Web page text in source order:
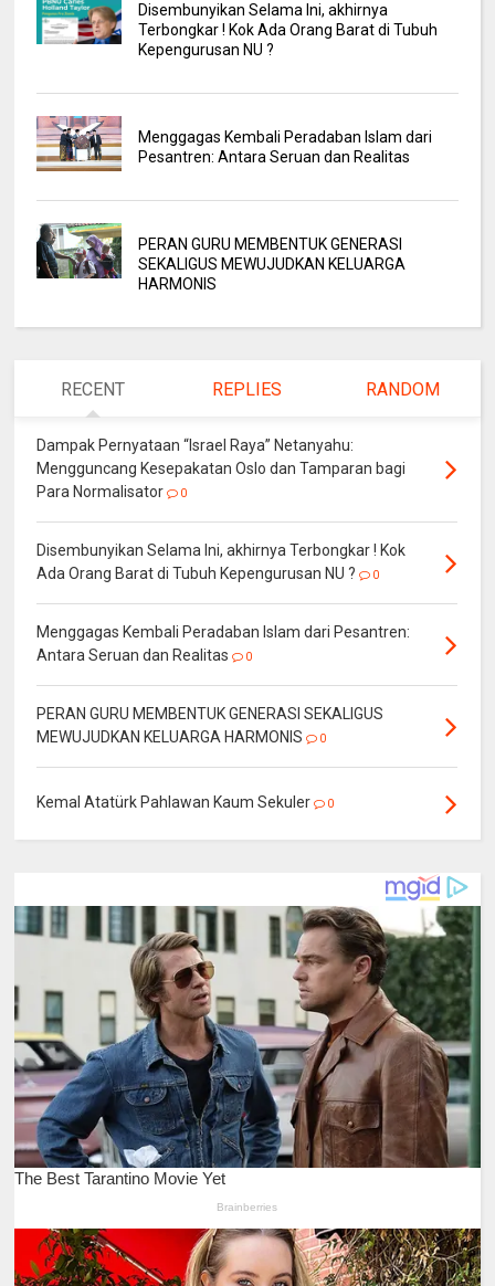
Disembunyikan Selama Ini, akhirnya
Terbongkar ! Kok Ada Orang Barat di Tubuh
Kepengurusan NU ?
Menggagas Kembali Peradaban Islam dari
Pesantren: Antara Seruan dan Realitas
PERAN GURU MEMBENTUK GENERASI
SEKALIGUS MEWUJUDKAN KELUARGA
HARMONIS
RECENT REPLIES RANDOM
Dampak Pernyataan “Israel Raya” Netanyahu:
Mengguncang Kesepakatan Oslo dan Tamparan bagi
Para Normalisator
0
Disembunyikan Selama Ini, akhirnya Terbongkar ! Kok
Ada Orang Barat di Tubuh Kepengurusan NU ?
0
Menggagas Kembali Peradaban Islam dari Pesantren:
Antara Seruan dan Realitas
0
PERAN GURU MEMBENTUK GENERASI SEKALIGUS
MEWUJUDKAN KELUARGA HARMONIS
0
Kemal Atatürk Pahlawan Kaum Sekuler 0